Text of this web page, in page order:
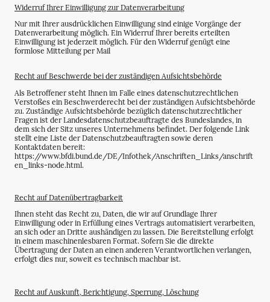
Widerruf Ihrer Einwilligung zur Datenverarbeitung
Nur mit Ihrer ausdrücklichen Einwilligung sind einige Vorgänge der
Datenverarbeitung möglich. Ein Widerruf Ihrer bereits erteilten
Einwilligung ist jederzeit möglich. Für den Widerruf genügt eine
formlose Mitteilung per Mail
Recht auf Beschwerde bei der zuständigen Aufsichtsbehörde
Als Betroffener steht Ihnen im Falle eines datenschutzrechtlichen
Verstoßes ein Beschwerderecht bei der zuständigen Aufsichtsbehörde
zu. Zuständige Aufsichtsbehörde bezüglich datenschutzrechtlicher
Fragen ist der Landesdatenschutzbeauftragte des Bundeslandes, in
dem sich der Sitz unseres Unternehmens befindet. Der folgende Link
stellt eine Liste der Datenschutzbeauftragten sowie deren
Kontaktdaten bereit:
https://www.bfdi.bund.de/DE/Infothek/Anschriften_Links/anschrift
en_links-node.html.
Recht auf Datenübertragbarkeit
Ihnen steht das Recht zu, Daten, die wir auf Grundlage Ihrer
Einwilligung oder in Erfüllung eines Vertrags automatisiert verarbeiten,
an sich oder an Dritte aushändigen zu lassen. Die Bereitstellung erfolgt
in einem maschinenlesbaren Format. Sofern Sie die direkte
Übertragung der Daten an einen anderen Verantwortlichen verlangen,
erfolgt dies nur, soweit es technisch machbar ist.
Recht auf Auskunft, Berichtigung, Sperrung, Löschung